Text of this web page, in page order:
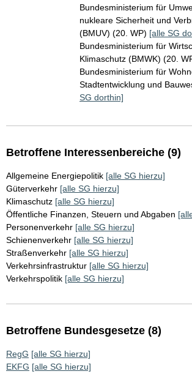
Bundesministerium für
nukleare Sicherheit und
(BMUV) (20. WP) [alle SG
Bundesministerium für
Klimaschutz (BMWK) (20.
Bundesministerium für
Stadtentwicklung und
SG dorthin]
Betroffene Interessenbereiche (9)
Allgemeine Energiepolitik [alle SG hierzu]
Güterverkehr [alle SG hierzu]
Klimaschutz [alle SG hierzu]
Öffentliche Finanzen, Steuern und Abgaben
Personenverkehr [alle SG hierzu]
Schienenverkehr [alle SG hierzu]
Straßenverkehr [alle SG hierzu]
Verkehrsinfrastruktur [alle SG hierzu]
Verkehrspolitik [alle SG hierzu]
Betroffene Bundesgesetze (8)
RegG [alle SG hierzu]
EKFG [alle SG hierzu]